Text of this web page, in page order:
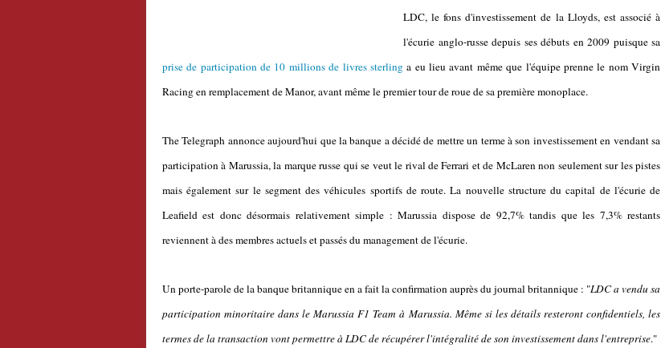
LDC, le fons d'investissement de la Lloyds, est associé à
l'écurie anglo-russe depuis ses débuts en 2009 puisque sa
prise de participation de 10 millions de livres sterlinga eu lieu avant même que l'équipe prenne le nom Virgin
Racing en remplacement de Manor, avant même le premier tour de roue de sa première monoplace.
The Telegraph annonce aujourd'hui que la banque a décidé de mettre un terme à son investissement en vendant sa
participation à Marussia, la marque russe qui se veut le rival de Ferrari et de McLaren non seulement sur les pistes
mais également sur le segment des véhicules sportifs de route. La nouvelle structure du capital de l'écurie de
Leafield est donc désormais relativement simple : Marussia dispose de 92,7% tandis que les 7,3% restants
reviennent à des membres actuels et passés du management de l'écurie.
Un porte-parole de la banque britannique en a fait la confirmation auprès du journal britannique : "LDC a vendu sa
participation minoritaire dans le Marussia F1 Team à Marussia. Même si les détails resteront confidentiels, les
termes de la transaction vont permettre à LDC de récupérer l'intégralité de son investissement dans l'entreprise."